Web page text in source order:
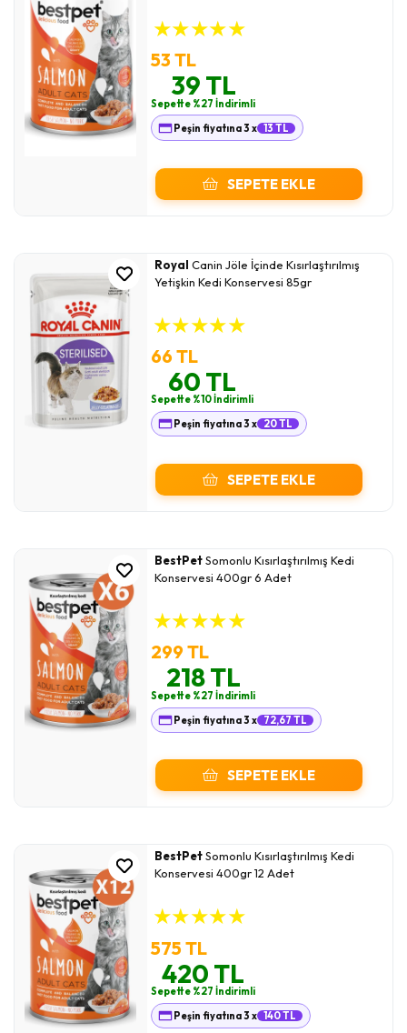
★★★★★
53 TL
39 TL
Sepette %27 İndirimli
Peşin fiyatına 3 x 13 TL
SEPETE EKLE
Royal Canin Jöle İçinde Kısırlaştırılmış
Yetişkin Kedi Konservesi 85gr
★★★★★
66 TL
60 TL
Sepette %10 İndirimli
Peşin fiyatına 3 x
20 TL
SEPETE EKLE
BestPetSomonlu Kısırlaştırılmış Kedi
Konservesi 400gr 6 Adet
★★★★★
299 TL
218 TL
Sepette %27 İndirimli
Peşin fiyatına 3 x
72,67 TL
SEPETE EKLE
BestPetSomonlu Kısırlaştırılmış Kedi
Konservesi 400gr 12 Adet
★★★★★
575 TL
420 TL
Sepette %27 İndirimli
Peşin fiyatına 3 x 140 TL